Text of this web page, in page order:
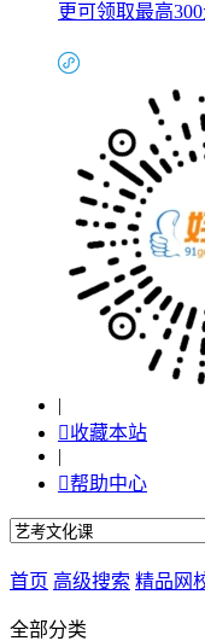
更可领取最高
|
收藏本站
|
帮助中心
首页 高级搜索 精品网
全部分类